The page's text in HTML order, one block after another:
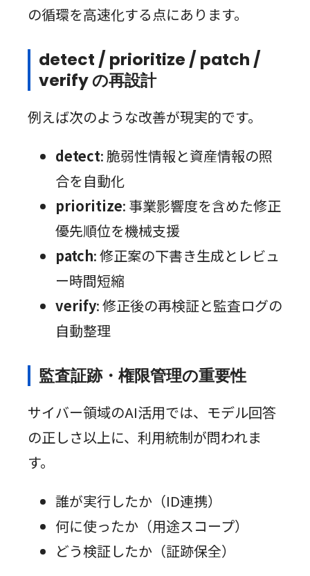
の循環を高速化する点にあります。
detect / prioritize / patch /
verify の再設計
例えば次のような改善が現実的です。
detect: 脆弱性情報と資産情報の照
合を自動化
prioritize: 事業影響度を含めた修正
優先順位を機械支援
patch: 修正案の下書き生成とレビュ
ー時間短縮
verify: 修正後の再検証と監査ログの
自動整理
監査証跡・権限管理の重要性
サイバー領域のAI活用では、モデル回答
の正しさ以上に、利用統制が問われま
す。
誰が実行したか（ID連携）
何に使ったか（用途スコープ）
どう検証したか（証跡保全）